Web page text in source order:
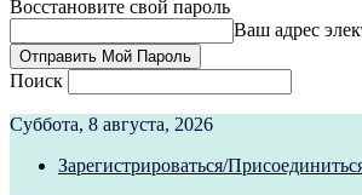
Восстановите свой пароль
Ваш адрес
Поиск
Суббота, 8 августа, 2026
Зарегистрироваться/